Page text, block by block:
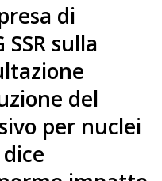
di
sulla
del
per nuclei